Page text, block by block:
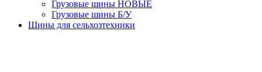
Грузовые шины НОВЫЕ
Грузовые шины Б/У
Шины для сельхозтехники